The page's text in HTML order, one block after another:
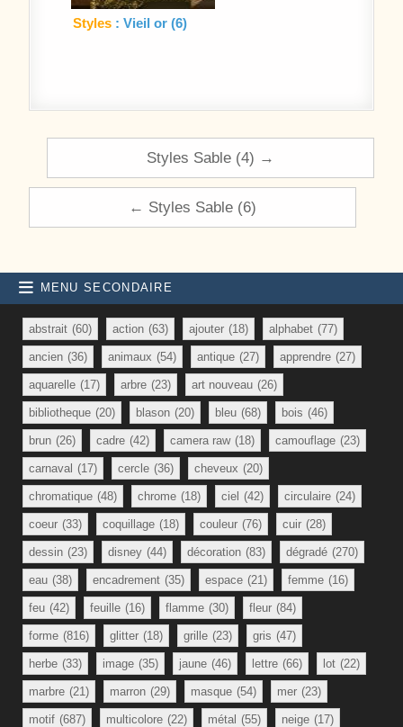
Styles : Vieil or (6)
Navigation de l’article
Styles Sable (4) →
← Styles Sable (6)
MENU SECONDAIRE
abstrait (60) action (63) ajouter (18) alphabet (77)
ancien (36) animaux (54) antique (27) apprendre (27)
aquarelle (17) arbre (23) art nouveau (26)
bibliotheque (20) blason (20) bleu (68) bois (46)
brun (26) cadre (42) camera raw (18) camouflage (23)
carnaval (17) cercle (36) cheveux (20)
chromatique (48) chrome (18) ciel (42) circulaire (24)
coeur (33) coquillage (18) couleur (76) cuir (28)
dessin (23) disney (44) décoration (83) dégradé (270)
eau (38) encadrement (35) espace (21) femme (16)
feu (42) feuille (16) flamme (30) fleur (84)
forme (816) glitter (18) grille (23) gris (47)
herbe (33) image (35) jaune (46) lettre (66) lot (22)
marbre (21) marron (29) masque (54) mer (23)
motif (687) multicolore (22) métal (55) neige (17)